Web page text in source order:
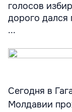
голосов
дорого дался
...
Сегодня в
Молдавии